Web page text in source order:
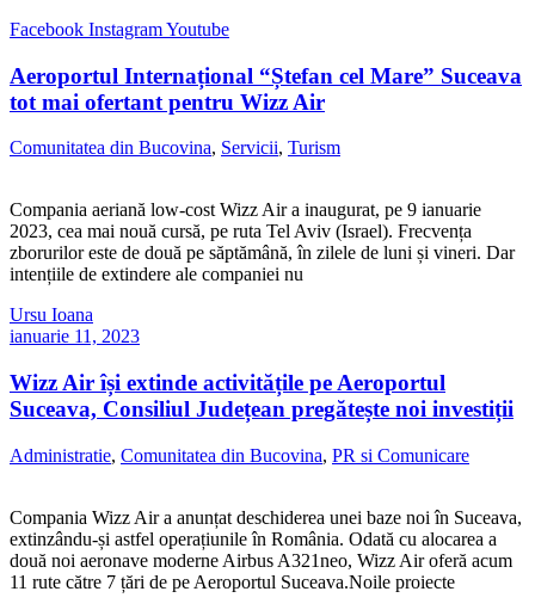
Facebook InstagramYoutube
Aeroportul Internațional “Ștefan cel Mare” Suceava
tot mai ofertant pentru Wizz Air
Comunitatea din Bucovina, Servicii, Turism
Compania aeriană low-cost Wizz Air a inaugurat, pe 9 ianuarie
2023, cea mai nouă cursă, pe ruta Tel Aviv (Israel). Frecvența
zborurilor este de două pe săptămână, în zilele de luni și vineri. Dar
intențiile de extindere ale companiei nu
Ursu Ioana
ianuarie 11, 2023
Wizz Air își extinde activitățile pe Aeroportul
Suceava, Consiliul Județean pregătește noi investiții
Administratie, Comunitatea din Bucovina, PR si Comunicare
Compania Wizz Air a anunțat deschiderea unei baze noi în Suceava,
extinzându-și astfel operațiunile în România. Odată cu alocarea a
două noi aeronave moderne Airbus A321neo, Wizz Air oferă acum
11 rute către 7 țări de pe Aeroportul Suceava.Noile proiecte